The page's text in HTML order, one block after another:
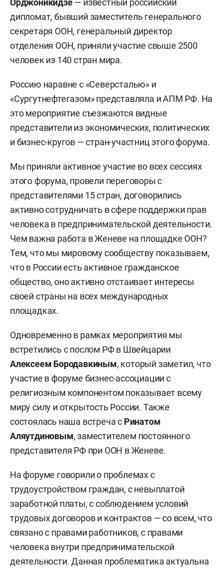
Орджоникидзе— известный российский
дипломат, бывший заместитель генерального
секретаря ООН, генеральный директор
отделения ООН, приняли участие свыше 2500
человек из 140 стран мира.
Россию наравне с «Северсталью» и
«Сургутнефтегазом» представляла и АПМ РФ. На
это мероприятие съезжаются видные
представители из экономических, политических
и бизнес-кругов — стран-участниц этого форума.
Мы приняли активное участие во всех сессиях
этого форума, провели переговоры с
представителями 15 стран, договорились
активно сотрудничать в сфере поддержки прав
человека в предпринимательской деятельности.
Чем важна работа в Женеве на площадке ООН?
Тем, что мы мировому сообществу показываем,
что в России есть активное гражданское
общество, оно активно отстаивает интересы
своей страны на всех международных
площадках.
Одновременно в рамках мероприятия мы
встретились с послом РФ в Швейцарии
Алексеем Бородавкиным, который заметил, что
участие в форуме бизнес-ассоциации с
религиозным компонентом показывает всему
миру силу и открытость России. Также
состоялась наша встреча с Ринатом
Аляутдиновым, заместителем постоянного
представителя РФ при ООН в Женеве.
На форуме говорили о проблемах с
трудоустройством граждан, с невыплатой
заработной платы, с соблюдением условий
трудовых договоров и контрактов — со всем, что
связано с правами работников, с правами
человека внутри предпринимательской
деятельности. Данная проблематика актуальна